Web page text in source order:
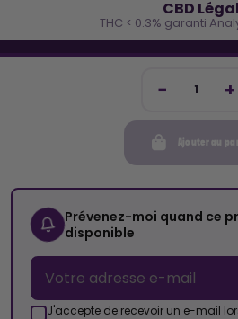
Ajouter au
Prévenez-moi quand ce
disponible
J'accepte de recevoir un e-mail
CBD Légal
THC < 0.3% garanti
Inscris-toi et reçois -10€ sur ta
Cocorikush
Top Catégories
Nous Suivre